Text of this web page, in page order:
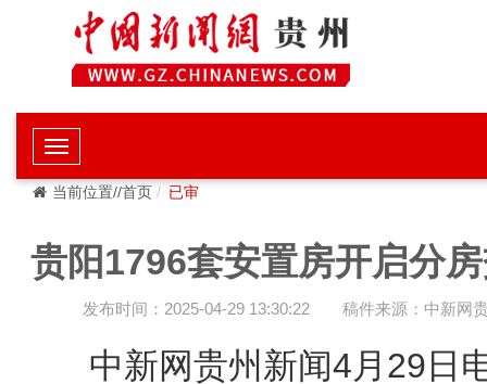
当前位置//首页 已审
贵阳1796套安置房开启分
发布时间：2025-04-29 13:30:22 稿件来源：中新网
中新网贵州新闻4月29日